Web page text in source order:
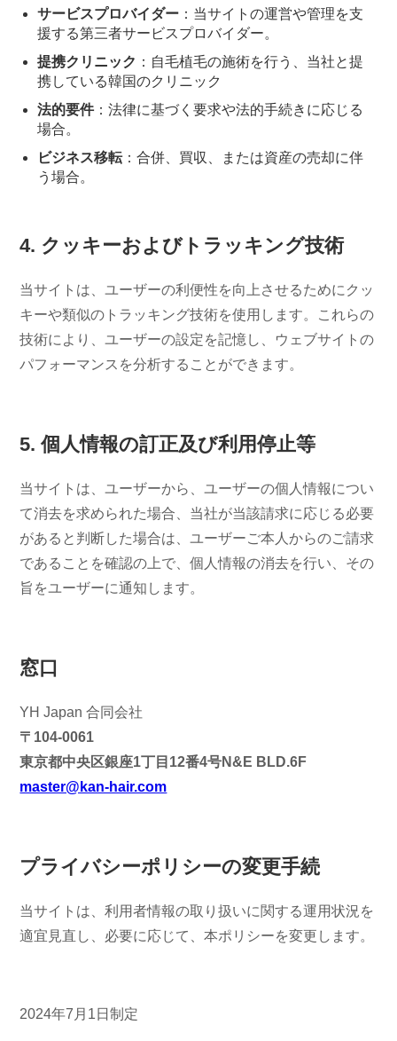
サービスプロバイダー ：当サイトの運営や管理を支
援する第三者サービスプロバイダー。
提携クリニック ：自毛植毛の施術を行う、当社と提
携している韓国のクリニック
法的要件：法律に基づく要求や法的手続きに応じる
場合。
ビジネス移転：合併、買収、または資産の売却に伴
う場合。
4. クッキーおよびトラッキング技術
当サイトは、ユーザーの利便性を向上させるためにクッ
キーや類似のトラッキング技術を使用します。これらの
技術により、ユーザーの設定を記憶し、ウェブサイトの
パフォーマンスを分析することができます。
5. 個人情報の訂正及び利用停止等
当サイトは、ユーザーから、ユーザーの個人情報につい
て消去を求められた場合、当社が当該請求に応じる必要
があると判断した場合は、ユーザーご本人からのご請求
であることを確認の上で、個人情報の消去を行い、その
旨をユーザーに通知します。
窓口
YH Japan 合同会社
〒104-0061
東京都中央区銀座1丁目12番4号N&E BLD.6F
master@kan-hair.com
プライバシーポリシーの変更手続
当サイトは、利用者情報の取り扱いに関する運用状況を
適宜見直し、必要に応じて、本ポリシーを変更します。
2024年7月1日制定